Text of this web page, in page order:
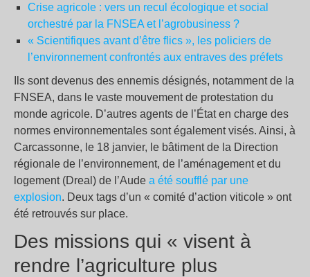
Crise agricole : vers un recul écologique et social
orchestré par la FNSEA et l’agrobusiness ?
« Scientifiques avant d’être flics », les policiers de
l’environnement confrontés aux entraves des préfets
Ils sont devenus des ennemis désignés, notamment de la
FNSEA, dans le vaste mouvement de protestation du
monde agricole. D’autres agents de l’État en charge des
normes environnementales sont également visés. Ainsi, à
Carcassonne, le 18 janvier, le bâtiment de la Direction
régionale de l’environnement, de l’aménagement et du
logement (Dreal) de l’Aude a été soufflé par une
explosion. Deux tags d’un « comité d’action viticole » ont
été retrouvés sur place.
Des missions qui « visent à
rendre l’agriculture plus